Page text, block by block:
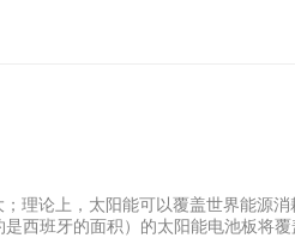
理论上，太阳能可以覆盖世界能源
西班牙的面积）的太阳能电池板将